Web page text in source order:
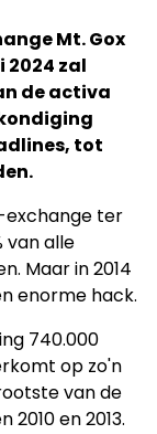
Mt. Gox
zal
de activa
tot
exchange ter
van alle
Maar in 2014
enorme hack.
740.000
op zo'n
van de
en 2013.